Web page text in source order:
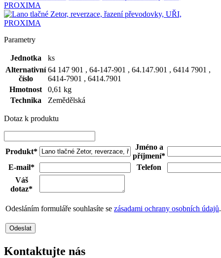
Parametry
Jednotka
ks
Alternativní
číslo
64 147 901 , 64-147-901 , 64.147.901 , 6414 7901 ,
6414-7901 , 6414.7901
Hmotnost
0,61 kg
Technika
Zemědělská
Dotaz k produktu
Produkt*
Jméno a
příjmení*
E-mail*
Telefon
Váš
dotaz*
Odesláním formuláře souhlasíte se zásadami ochrany osobních údajů.
Odeslat
Kontaktujte nás